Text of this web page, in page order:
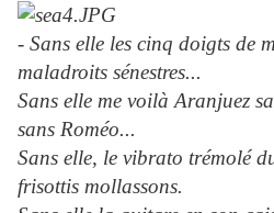
- Sans elle les cinq doigts de
maladroits sénestres...
Sans elle me voilà Aranjuez
sans Roméo...
Sans elle, le vibrato trémolé
frisottis mollassons.